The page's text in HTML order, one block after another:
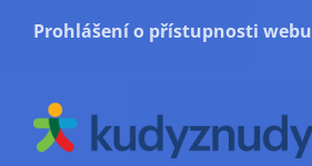
Prohlášení o přístupnosti webu